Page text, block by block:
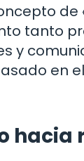
de
tanto
y
en
hacia